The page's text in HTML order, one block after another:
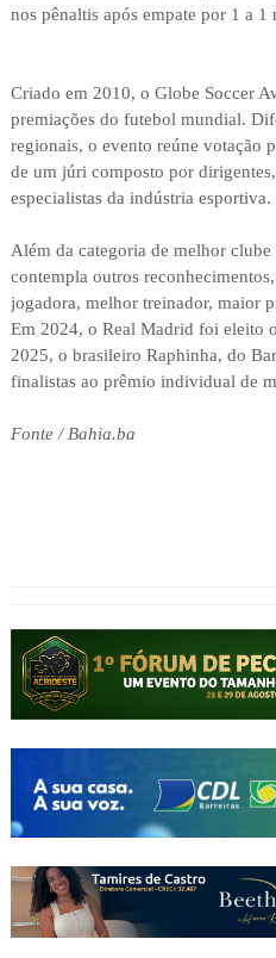
nos pênaltis após empate por 1 a 1
Criado em 2010, o Globe Soccer
premiações do futebol mundial.
regionais, o evento reúne votação
de um júri composto por
especialistas da indústria esportiva.
Além da categoria de melhor
contempla outros
jogadora, melhor treinador, maior
Em 2024, o Real Madrid foi eleito
2025, o brasileiro Raphinha, do
finalistas ao prêmio individual de
Fonte / Bahia.ba